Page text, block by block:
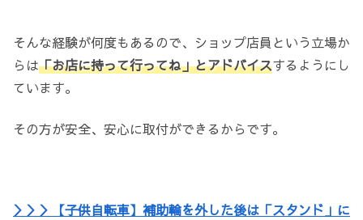
そんな経験が何度もあるので、ショップ店員という立場か
らは「お店に持って行ってね」とアドバイスするようにし
ています。
その方が安全、安心に取付ができるからです。
＞＞＞【子供自転車】補助輪を外した後は「スタンド」に